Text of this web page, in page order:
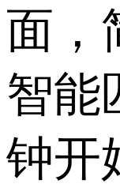
面，
智能
钟开